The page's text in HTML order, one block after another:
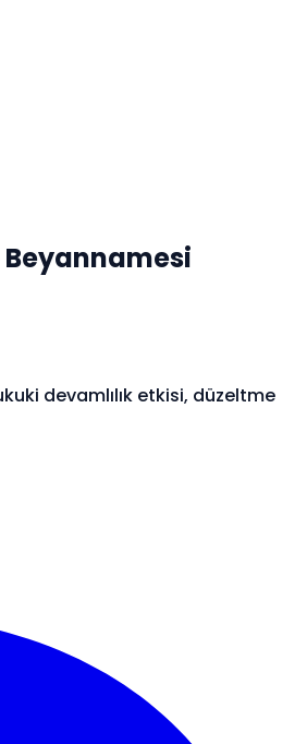
devamlılık etkisi, düzeltme